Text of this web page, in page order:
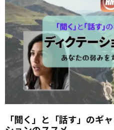
「聞く」と「話す」のギ